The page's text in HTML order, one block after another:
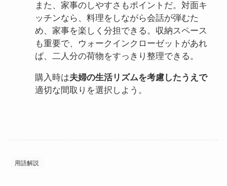
また、家事のしやすさもポイントだ。対面キ
ッチンなら、料理をしながら会話が弾むた
め、家事を楽しく分担できる。収納スペース
も重要で、ウォークインクローゼットがあれ
ば、二人分の荷物をすっきり整理できる。
購入時は夫婦の生活リズムを考慮したうえで
適切な間取りを選択しよう。
用語解説